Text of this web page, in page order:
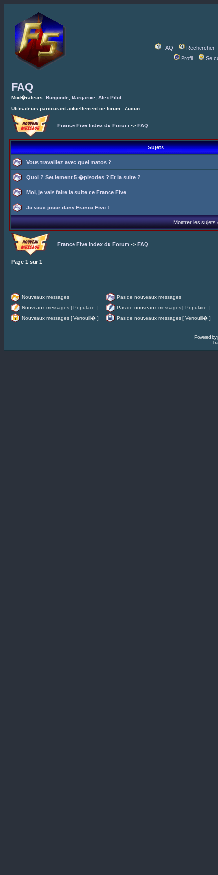
FAQ
Rechercher
Profil
Se
FAQ
Mod�rateurs: Burgonde Margarine Alex Pilot
Utilisateurs parcourant actuellement ce forum : Aucun
France Five Index du Forum -> FAQ
Sujets
Vous travaillez avec quel matos ?
Quoi ? Seulement 5 �pisodes ? Et la suite ?
Moi, je vais faire la suite de France Five
Je veux jouer dans France Five !
Montrer les sujets
France Five Index du Forum -> FAQ
Page 1 sur 1
Nouveaux messages
Pas de nouveaux messages
Nouveaux messages [ Populaire ]
Pas de nouveaux messages [ Populaire ]
Nouveaux messages [ Verrouill� ]
Pas de nouveaux messages [ Verrouill� ]
Powered by